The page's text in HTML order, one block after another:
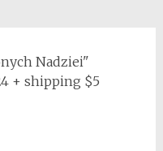
Nadziei"
+ shipping $5